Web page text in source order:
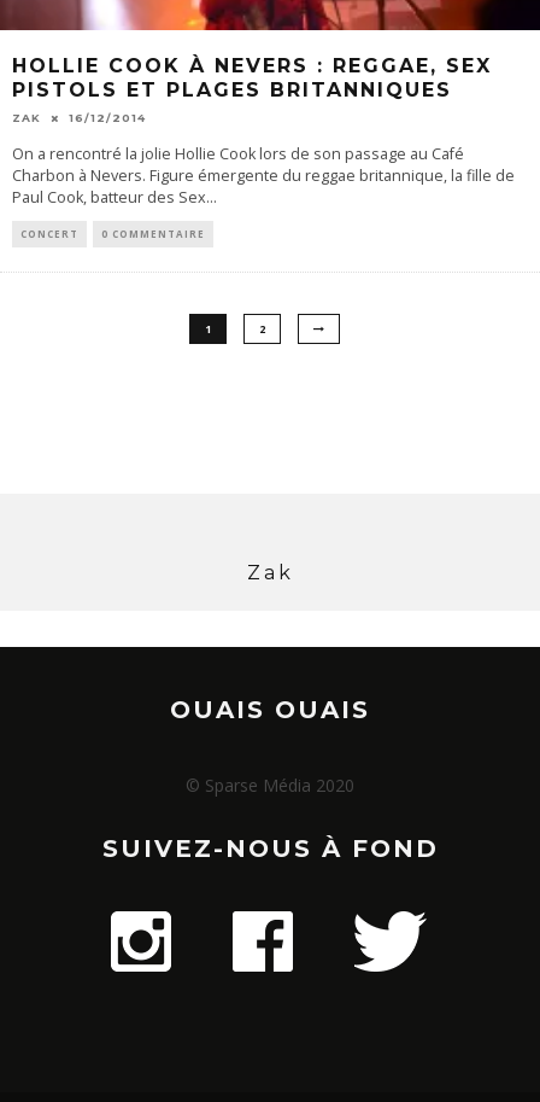
HOLLIE COOK À NEVERS : REGGAE, SEX
PISTOLS ET PLAGES BRITANNIQUES
ZAK 16/12/2014
On a rencontré la jolie Hollie Cook lors de son passage au Café
Charbon à Nevers. Figure émergente du reggae britannique, la fille de
Paul Cook, batteur des Sex...
CONCERT 0 COMMENTAIRE
1 2
Zak
OUAIS OUAIS
© Sparse Média 2020
SUIVEZ-NOUS À FOND